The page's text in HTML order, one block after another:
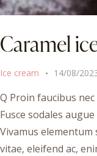
Caramel
Ice cream 14/08/
Q Proin faucibus
Fusce sodales
Vivamus
vitae, eleifend ac,